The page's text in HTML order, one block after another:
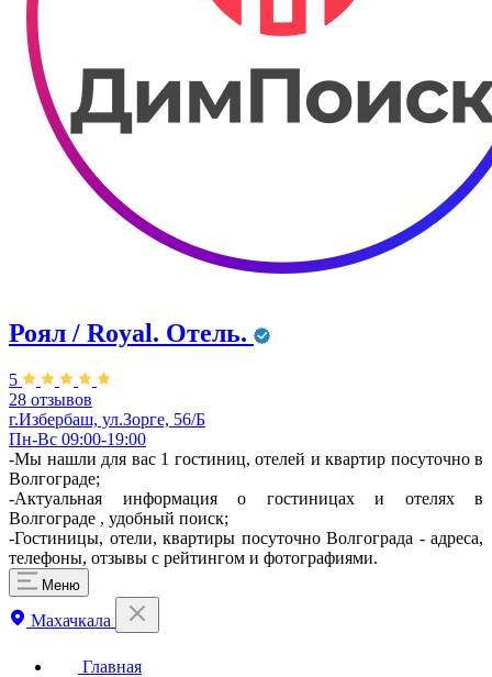
Роял / Royal. Отель.
5
28 отзывов
г.Избербаш, ул.Зорге, 56/Б
Пн-Вс 09:00-19:00
-Мы нашли для вас 1 гостиниц, отелей и квартир посуточно в
Волгограде;
-Актуальная информация о гостиницах и отелях в
Волгограде , удобный поиск;
-Гостиницы, отели, квартиры посуточно Волгограда - адреса,
телефоны, отзывы с рейтингом и фотографиями.
Меню
Махачкала
Главная